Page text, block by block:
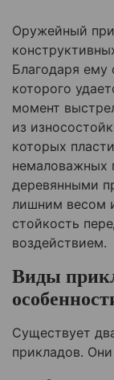
Оружейный
Благодаря ему
которого
момент
из
которых
немаловажных
деревянными
лишним весом
стойкость
воздействием.
Виды
Существует
прикладов.